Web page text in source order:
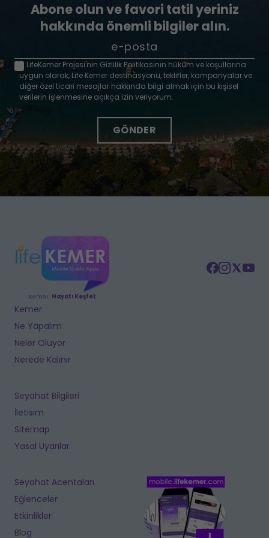
Abone olun ve favori tatil yeriniz
hakkında önemli bilgiler alın.
LifeKemer Projesi'nin Gizlilik Politikasının hüküm ve koşullarına
uygun olarak, Life Kemer destinasyonu, teklifler, kampanyalar ve
diğer özel ticari mesajlar hakkında bilgi almak için bu kişisel
verilerin işlenmesine açıkça izin veriyorum.
Kemer. Hayatı Keşfet
Kemer
Ne Yapalım
Neler Oluyor
Nerede Kalınır
Seyahat Bilgileri
İletisim
Sitemap
Yasal Uyarılar
Seyahat Acentaları
Eğlenceler
Etkinlikler
Blog